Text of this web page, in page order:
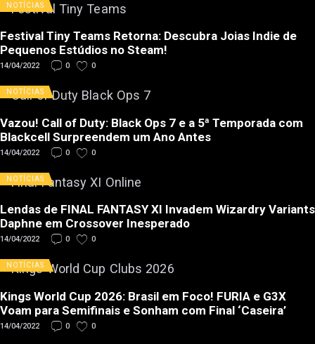
NOTÍCIAS
Festival Tiny Teams Retorna: Descubra Joias Indie de
Pequenos Estúdios no Steam!
14/04/2022 0 0
NOTÍCIAS
Vazou! Call of Duty: Black Ops 7 e a 5ª Temporada com
Blackcell Surpreendem um Ano Antes
14/04/2022 0 0
NOTÍCIAS
Lendas de FINAL FANTASY XI Invadem Wizardry Variants
Daphne em Crossover Inesperado
14/04/2022 0 0
NOTÍCIAS
Kings World Cup 2026: Brasil em Foco! FURIA e G3X
Voam para Semifinais e Sonham com Final ‘Caseira’
14/04/2022 0 0